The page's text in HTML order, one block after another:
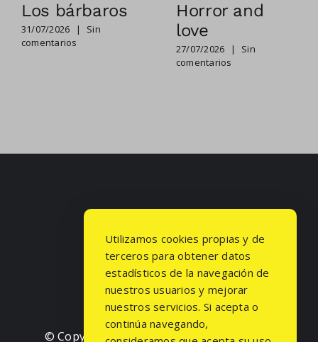
Los bárbaros
31/07/2026 |
Sin
comentarios
Horror and
love
27/07/2026 |
Sin
comentarios
© Copyright2026 | Todos los derechos
Utilizamos cookies propias y de
terceros para obtener datos
estadísticos de la navegación de
nuestros usuarios y mejorar
nuestros servicios. Si acepta o
continúa navegando,